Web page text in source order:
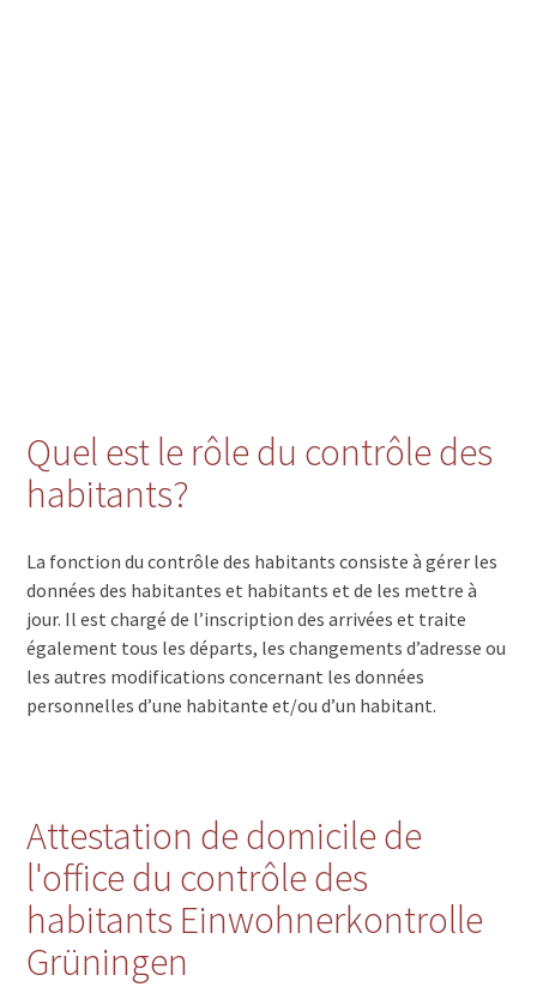
Quel est le rôle du contrôle des
habitants?
La fonction du contrôle des habitants consiste à gérer les
données des habitantes et habitants et de les mettre à
jour. Il est chargé de l’inscription des arrivées et traite
également tous les départs, les changements d’adresse ou
les autres modifications concernant les données
personnelles d’une habitante et/ou d’un habitant.
Attestation de domicile de
l'office du contrôle des
habitants Einwohnerkontrolle
Grüningen